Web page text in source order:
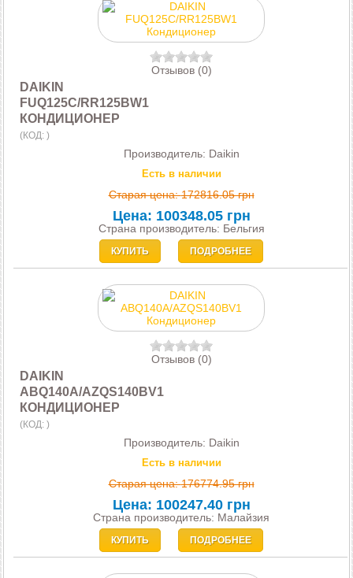
Отзывов (0)
DAIKIN
FUQ125C/RR125BW1
КОНДИЦИОНЕР
(КОД: )
Производитель: Daikin
Есть в наличии
Старая цена:172816.05 грн
Цена: 100348.05 грн
Страна производитель: Бельгия
КУПИТЬ ПОДРОБНЕЕ
Отзывов (0)
DAIKIN
ABQ140A/AZQS140BV1
КОНДИЦИОНЕР
(КОД: )
Производитель: Daikin
Есть в наличии
Старая цена:176774.95 грн
Цена: 100247.40 грн
Страна производитель: Малайзия
КУПИТЬ ПОДРОБНЕЕ